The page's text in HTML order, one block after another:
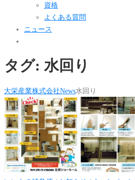
資格
よくある質問
ニュース
タグ: 水回り
大栄産業株式会社News水回り